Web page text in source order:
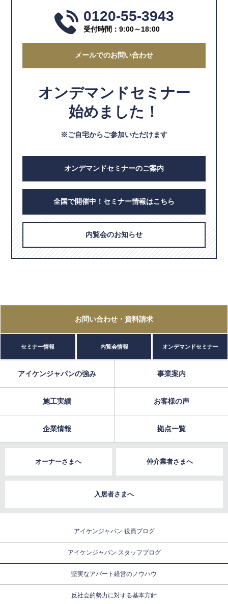
0120-55-3943
受付時間：9:00～18:00
メールでのお問い合わせ
オンデマンドセミナー
始めました！
※ご自宅からご参加いただけます
オンデマンドセミナーのご案内
全国で開催中！セミナー情報はこちら
内覧会のお知らせ
お問い合わせ ・資料請求
セミナー情報 内覧会情報 オンデマンドセミナー
アイケンジャパンの強み 事業案内
施工実績 お客様の声
企業情報 拠点一覧
オーナーさまへ 仲介業者さまへ
入居者さまへ
アイケンジャパン 役員ブログ
アイケンジャパン スタッフブログ
堅実なアパート経営のノウハウ
反社会的勢力に対する基本方針